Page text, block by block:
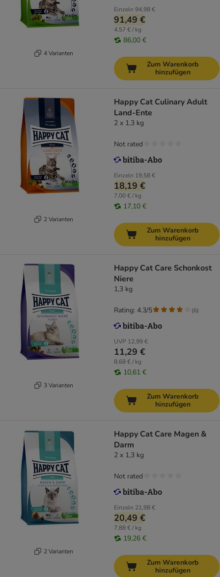
4 Varianten
Einzeln 94,98 €
91,49 €
4,57 € / kg
86,00 €
Zum Warenkorb
hinzufügen
2 Varianten
Happy Cat Culinary Adult
Land-Ente
2 x 1,3 kg
Einzeln 19,58 €
18,19 €
7,00 € / kg
17,10 €
Not rated
Zum Warenkorb
hinzufügen
3 Varianten
Happy Cat Care Schonkost
Niere
1,3 kg
UVP 12,99 €
11,29 €
8,68 € / kg
10,61 €
Rating: 4.3/5 (6)
Zum Warenkorb
hinzufügen
2 Varianten
Happy Cat Care Magen &
Darm
2 x 1,3 kg
Einzeln 21,98 €
20,49 €
7,88 € / kg
19,26 €
Not rated
Zum Warenkorb
hinzufügen